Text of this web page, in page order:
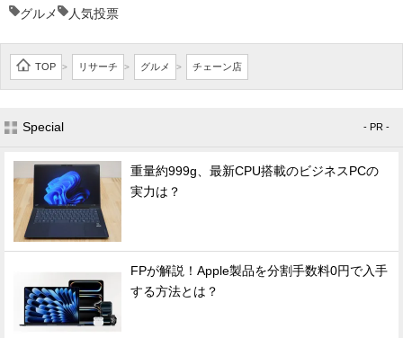
グルメ 人気投票
TOP > リサーチ > グルメ > チェーン店
Special - PR -
重量約999g、最新CPU搭載のビジネスPCの
実力は？
FPが解説！Apple製品を分割手数料0円で入手
する方法とは？